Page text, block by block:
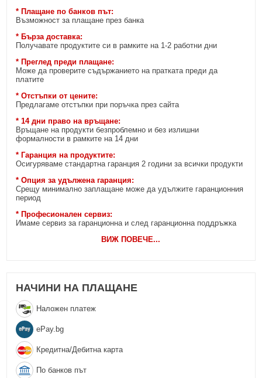
* Плащане по банков път:
Възможност за плащане през банка
* Бърза доставка:
Получавате продуктите си в рамките на 1-2 работни дни
* Преглед преди плащане:
Може да проверите съдържанието на пратката преди да
платите
* Отстъпки от цените:
Предлагаме отстъпки при поръчка през сайта
* 14 дни право на връщане:
Връщане на продукти безпроблемно и без излишни
формалности в рамките на 14 дни
* Гаранция на продуктите:
Осигуряваме стандартна гаранция 2 години за всички продукти
* Опция за удължена гаранция:
Срещу минимално заплащане може да удължите гаранционния
период
* Професионален сервиз:
Имаме сервиз за гаранционна и след гаранционна поддръжка
ВИЖ ПОВЕЧЕ...
НАЧИНИ НА ПЛАЩАНЕ
Наложен платеж
еPay.bg
Кредитна/Дебитна карта
По банков път